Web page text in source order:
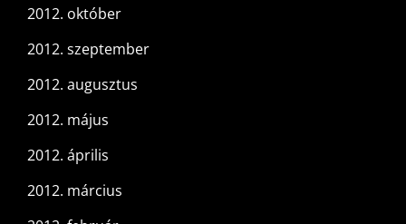
2012. október
2012. szeptember
2012. augusztus
2012. május
2012. április
2012. március